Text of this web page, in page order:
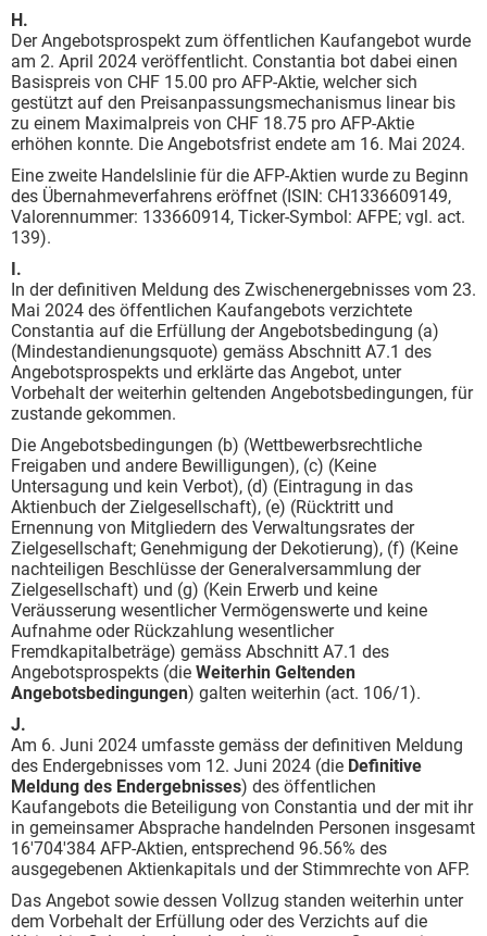
H.
Der Angebotsprospekt zum öffentlichen Kaufangebot wurde
am 2. April 2024 veröffentlicht. Constantia bot dabei einen
Basispreis von CHF 15.00 pro AFP-Aktie, welcher sich
gestützt auf den Preisanpassungsmechanismus linear bis
zu einem Maximalpreis von CHF 18.75 pro AFP-Aktie
erhöhen konnte. Die Angebotsfrist endete am 16. Mai 2024.
Eine zweite Handelslinie für die AFP-Aktien wurde zu Beginn
des Übernahmeverfahrens eröffnet (ISIN: CH1336609149,
Valorennummer: 133660914, Ticker-Symbol: AFPE; vgl. act.
139).
I.
In der definitiven Meldung des Zwischenergebnisses vom 23.
Mai 2024 des öffentlichen Kaufangebots verzichtete
Constantia auf die Erfüllung der Angebotsbedingung (a)
(Mindestandienungsquote) gemäss Abschnitt A7.1 des
Angebotsprospekts und erklärte das Angebot, unter
Vorbehalt der weiterhin geltenden Angebotsbedingungen, für
zustande gekommen.
Die Angebotsbedingungen (b) (Wettbewerbsrechtliche
Freigaben und andere Bewilligungen), (c) (Keine
Untersagung und kein Verbot), (d) (Eintragung in das
Aktienbuch der Zielgesellschaft), (e) (Rücktritt und
Ernennung von Mitgliedern des Verwaltungsrates der
Zielgesellschaft; Genehmigung der Dekotierung), (f) (Keine
nachteiligen Beschlüsse der Generalversammlung der
Zielgesellschaft) und (g) (Kein Erwerb und keine
Veräusserung wesentlicher Vermögenswerte und keine
Aufnahme oder Rückzahlung wesentlicher
Fremdkapitalbeträge) gemäss Abschnitt A7.1 des
Angebotsprospekts (die Weiterhin Geltenden
Angebotsbedingungen) galten weiterhin (act. 106/1).
J.
Am 6. Juni 2024 umfasste gemäss der definitiven Meldung
des Endergebnisses vom 12. Juni 2024 (die Definitive
Meldung des Endergebnisses) des öffentlichen
Kaufangebots die Beteiligung von Constantia und der mit ihr
in gemeinsamer Absprache handelnden Personen insgesamt
16'704'384 AFP-Aktien, entsprechend 96.56% des
ausgegebenen Aktienkapitals und der Stimmrechte von AFP.
Das Angebot sowie dessen Vollzug standen weiterhin unter
dem Vorbehalt der Erfüllung oder des Verzichts auf die